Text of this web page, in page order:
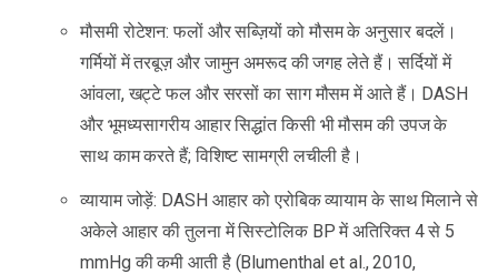
मौसमी रोटेशन: फलों और सब्ज़ियों को मौसम के अनुसार बदलें।
गर्मियों में तरबूज़ और जामुन अमरूद की जगह लेते हैं। सर्दियों में
आंवला, खट्टे फल और सरसों का साग मौसम में आते हैं। DASH
और भूमध्यसागरीय आहार सिद्धांत किसी भी मौसम की उपज के
साथ काम करते हैं; विशिष्ट सामग्री लचीली है।
व्यायाम जोड़ें: DASH आहार को एरोबिक व्यायाम के साथ मिलाने से
अकेले आहार की तुलना में सिस्टोलिक BP में अतिरिक्त 4 से 5
mmHg की कमी आती है (Blumenthal et al., 2010,